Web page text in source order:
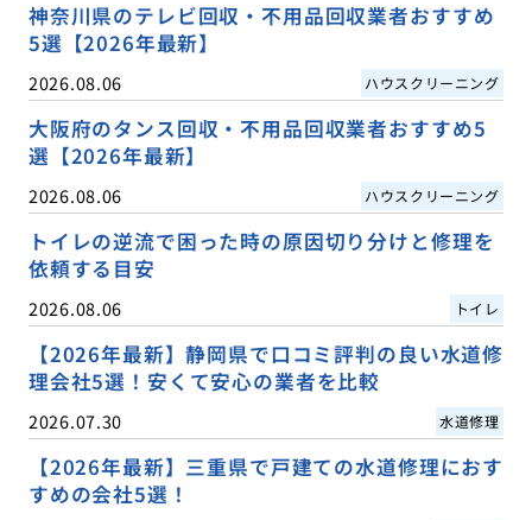
神奈川県のテレビ回収・不用品回収業者おすすめ
5選【2026年最新】
2026.08.06 ハウスクリーニング
大阪府のタンス回収・不用品回収業者おすすめ5
選【2026年最新】
2026.08.06 ハウスクリーニング
トイレの逆流で困った時の原因切り分けと修理を
依頼する目安
2026.08.06 トイレ
【2026年最新】静岡県で口コミ評判の良い水道修
理会社5選！安くて安心の業者を比較
2026.07.30 水道修理
【2026年最新】三重県で戸建ての水道修理におす
すめの会社5選！